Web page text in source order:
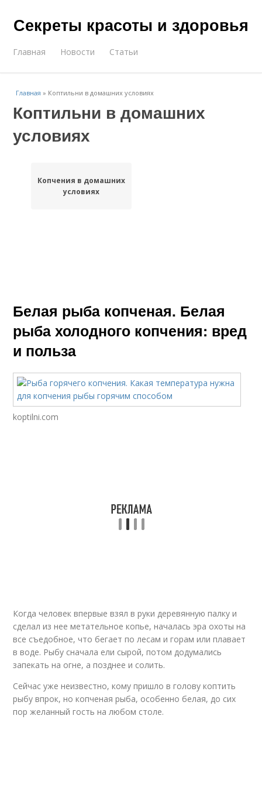
Секреты красоты и здоровья
Главная Новости Статьи
Главная » Коптильни в домашних условиях
Коптильни в домашних
условиях
Копчения в домашних
условиях
Белая рыба копченая. Белая
рыба холодного копчения: вред
и польза
koptilni.com
Когда человек впервые взял в руки деревянную палку и
сделал из нее метательное копье, началась эра охоты на
все съедобное, что бегает по лесам и горам или плавает
в воде. Рыбу сначала ели сырой, потом додумались
запекать на огне, а позднее и солить.
Сейчас уже неизвестно, кому пришло в голову коптить
рыбу впрок, но копченая рыба, особенно белая, до сих
пор желанный гость на любом столе.